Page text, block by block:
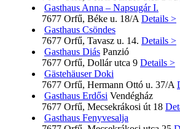
Gasthaus Anna – Napsugár I.
7677 Orfű, Béke u. 18/A Details >
Gasthaus Csöndes
7677 Orfű, Tavasz u. 14. Details >
Gasthaus Diás Panzió
7677 Orfű, Dollár utca 9 Details >
Gästehäuser Doki
7677 Orfű, Hermann Ottó u. 37/A
Gasthaus Erdősi Vendégház
7677 Orfű, Mecsekrákosi út 18
Gasthaus Fenyvesalja